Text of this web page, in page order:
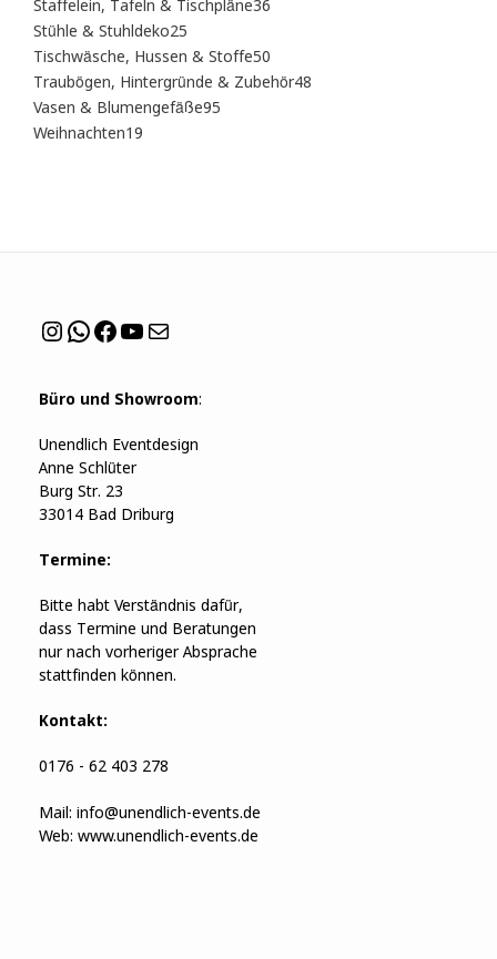
Staffelein, Tafeln & Tischpläne36
Stühle & Stuhldeko25
Produkte
Tischwäsche, Hussen & Stoffe50
Produkte
Traubögen, Hintergründe & Zubehör48
Vasen & Blumengefäße95
Weihnachten19
Instagram
WhatsApp
Facebook
YouTube
Mail
Büro und Showroom:
Unendlich Eventdesign
Anne Schlüter
Burg Str. 23
33014 Bad Driburg
Termine:
Bitte habt Verständnis dafür,
dass Termine und Beratungen
nur nach vorheriger Absprache
stattfinden können.
Kontakt:
0176 - 62 403 278
Mail: info@unendlich-events.de
Web: www.unendlich-events.de